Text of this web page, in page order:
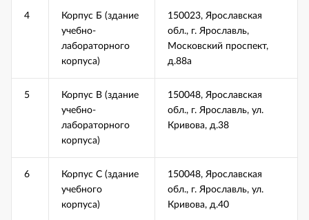
4
Корпус Б (здание
учебно-
лабораторного
корпуса)
150023, Ярославская
обл., г. Ярославль,
Московский проспект,
д.88а
5
Корпус В (здание
учебно-
лабораторного
корпуса)
150048, Ярославская
обл., г. Ярославль, ул.
Кривова, д.38
6
Корпус С (здание
учебного
корпуса)
150048, Ярославская
обл., г. Ярославль, ул.
Кривова, д.40